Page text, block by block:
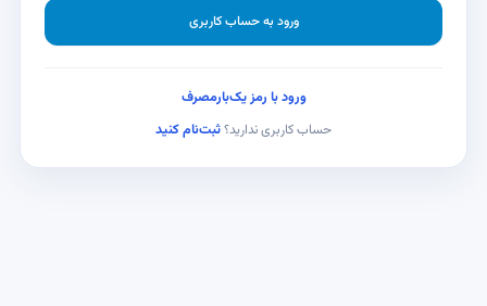
ورود به حساب کاربری
ورود با رمز یک‌بارمصرف
حساب کاربری ندارید؟ثبت‌نام کنید